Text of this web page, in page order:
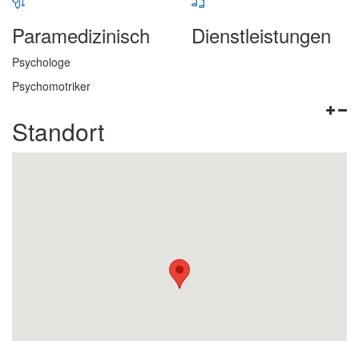
Paramedizinisch
Psychologe
Psychomotriker
Dienstleistungen
Standort